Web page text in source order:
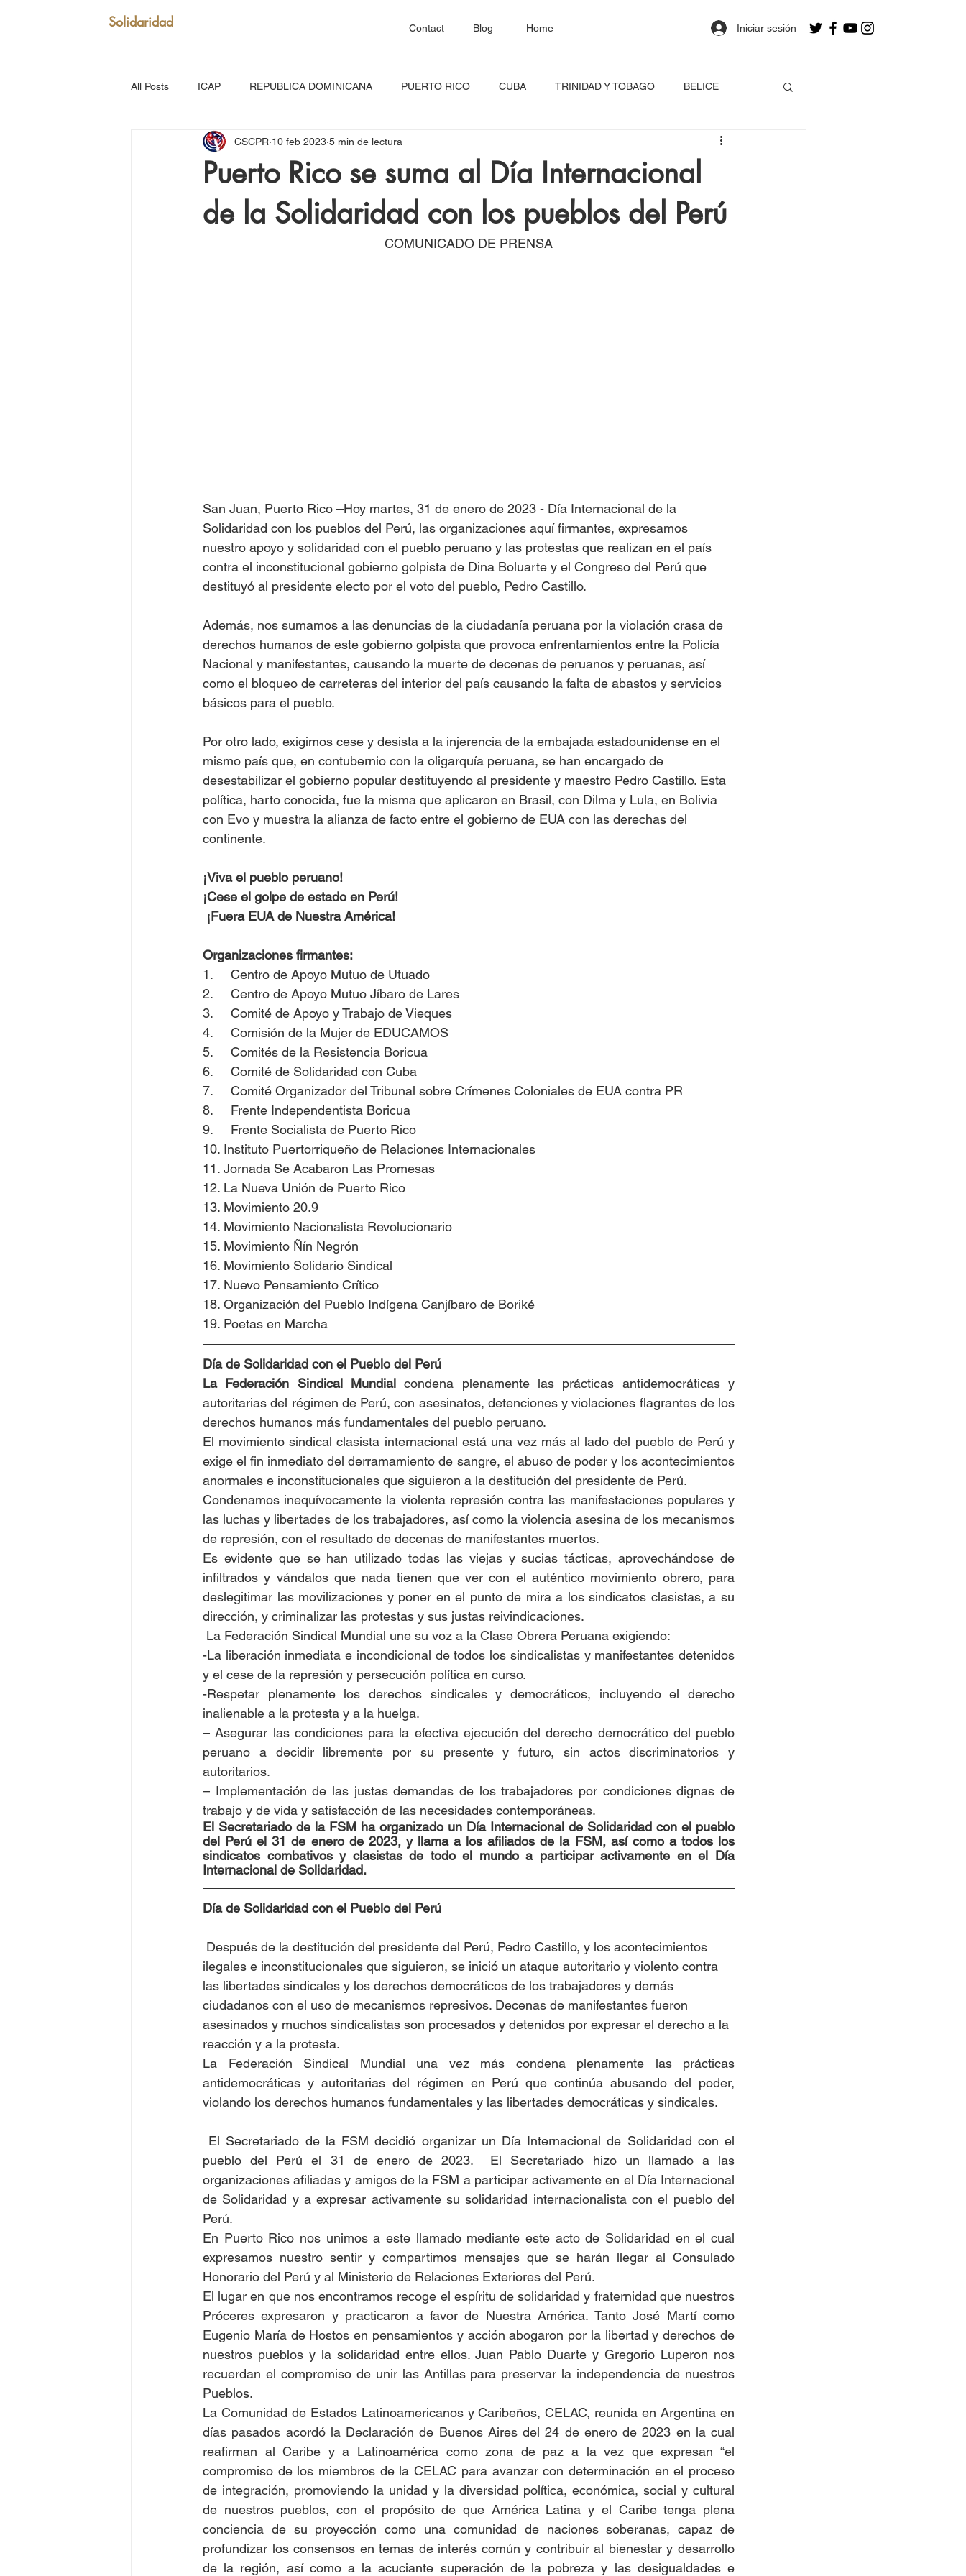
Solidaridad Home
Blog
Contact Iniciar sesión
All Posts ICAP REPUBLICA DOMINICANA PUERTO RICO CUBA TRINIDAD Y TOBAGO BELICE
SAN VICENTE Y GRANADINAS HAITÍ SANTA LUCÍA
VENEZUELA RED CONTINENTAL MEXICO Costa Rica Estados Unidos
Puerto Rico se suma al Día Internacional
de la Solidaridad con los pueblos del Perú
CSCPR 10 feb 2023 5 min de lectura
COMUNICADO DE PRENSA
San Juan, Puerto Rico –Hoy martes, 31 de enero de 2023 - Día Internacional de la
Solidaridad con los pueblos del Perú, las organizaciones aquí firmantes, expresamos
nuestro apoyo y solidaridad con el pueblo peruano y las protestas que realizan en el país
contra el inconstitucional gobierno golpista de Dina Boluarte y el Congreso del Perú que
destituyó al presidente electo por el voto del pueblo, Pedro Castillo.
Además, nos sumamos a las denuncias de la ciudadanía peruana por la violación crasa de
derechos humanos de este gobierno golpista que provoca enfrentamientos entre la Policía
Nacional y manifestantes, causando la muerte de decenas de peruanos y peruanas, así
como el bloqueo de carreteras del interior del país causando la falta de abastos y servicios
básicos para el pueblo.
Por otro lado, exigimos cese y desista a la injerencia de la embajada estadounidense en el
mismo país que, en contubernio con la oligarquía peruana, se han encargado de
desestabilizar el gobierno popular destituyendo al presidente y maestro Pedro Castillo. Esta
política, harto conocida, fue la misma que aplicaron en Brasil, con Dilma y Lula, en Bolivia
con Evo y muestra la alianza de facto entre el gobierno de EUA con las derechas del
continente.
¡Viva el pueblo peruano!
¡Cese el golpe de estado en Perú!
¡Fuera EUA de Nuestra América!
Organizaciones firmantes:
1.     Centro de Apoyo Mutuo de Utuado
2.     Centro de Apoyo Mutuo Jíbaro de Lares
3.     Comité de Apoyo y Trabajo de Vieques
4.     Comisión de la Mujer de EDUCAMOS
5.     Comités de la Resistencia Boricua
6.     Comité de Solidaridad con Cuba
7.     Comité Organizador del Tribunal sobre Crímenes Coloniales de EUA contra PR
8.     Frente Independentista Boricua
9.     Frente Socialista de Puerto Rico
10. Instituto Puertorriqueño de Relaciones Internacionales
11. Jornada Se Acabaron Las Promesas
12. La Nueva Unión de Puerto Rico
13. Movimiento 20.9
14. Movimiento Nacionalista Revolucionario
15. Movimiento Ñín Negrón
16. Movimiento Solidario Sindical
17. Nuevo Pensamiento Crítico
18. Organización del Pueblo Indígena Canjíbaro de Boriké
19. Poetas en Marcha
Día de Solidaridad con el Pueblo del Perú
La Federación Sindical Mundial condena plenamente las prácticas antidemocráticas y
autoritarias del régimen de Perú, con asesinatos, detenciones y violaciones flagrantes de los
derechos humanos más fundamentales del pueblo peruano.
El movimiento sindical clasista internacional está una vez más al lado del pueblo de Perú y
exige el fin inmediato del derramamiento de sangre, el abuso de poder y los acontecimientos
anormales e inconstitucionales que siguieron a la destitución del presidente de Perú.
Condenamos inequívocamente la violenta represión contra las manifestaciones populares y
las luchas y libertades de los trabajadores, así como la violencia asesina de los mecanismos
de represión, con el resultado de decenas de manifestantes muertos.
Es evidente que se han utilizado todas las viejas y sucias tácticas, aprovechándose de
infiltrados y vándalos que nada tienen que ver con el auténtico movimiento obrero, para
deslegitimar las movilizaciones y poner en el punto de mira a los sindicatos clasistas, a su
dirección, y criminalizar las protestas y sus justas reivindicaciones.
La Federación Sindical Mundial une su voz a la Clase Obrera Peruana exigiendo:
-La liberación inmediata e incondicional de todos los sindicalistas y manifestantes detenidos
y el cese de la represión y persecución política en curso.
-Respetar plenamente los derechos sindicales y democráticos, incluyendo el derecho
inalienable a la protesta y a la huelga.
– Asegurar las condiciones para la efectiva ejecución del derecho democrático del pueblo
peruano a decidir libremente por su presente y futuro, sin actos discriminatorios y
autoritarios.
– Implementación de las justas demandas de los trabajadores por condiciones dignas de
trabajo y de vida y satisfacción de las necesidades contemporáneas.
El Secretariado de la FSM ha organizado un Día Internacional de Solidaridad con el pueblo
del Perú el 31 de enero de 2023, y llama a los afiliados de la FSM, así como a todos los
sindicatos combativos y clasistas de todo el mundo a participar activamente en el Día
Internacional de Solidaridad.
Día de Solidaridad con el Pueblo del Perú
ilegales e inconstitucionales que siguieron, se inició un ataque autoritario y violento contra
las libertades sindicales y los derechos democráticos de los trabajadores y demás
ciudadanos con el uso de mecanismos represivos. Decenas de manifestantes fueron
asesinados y muchos sindicalistas son procesados y detenidos por expresar el derecho a la
reacción y a la protesta.
La Federación Sindical Mundial una vez más condena plenamente las prácticas
antidemocráticas y autoritarias del régimen en Perú que continúa abusando del poder,
violando los derechos humanos fundamentales y las libertades democráticas y sindicales.
pueblo del Perú el 31 de enero de 2023.  El Secretariado hizo un llamado a las
organizaciones afiliadas y amigos de la FSM a participar activamente en el Día Internacional
de Solidaridad y a expresar activamente su solidaridad internacionalista con el pueblo del
Perú.
En Puerto Rico nos unimos a este llamado mediante este acto de Solidaridad en el cual
expresamos nuestro sentir y compartimos mensajes que se harán llegar al Consulado
Honorario del Perú y al Ministerio de Relaciones Exteriores del Perú.
El lugar en que nos encontramos recoge el espíritu de solidaridad y fraternidad que nuestros
Próceres expresaron y practicaron a favor de Nuestra América. Tanto José Martí como
Eugenio María de Hostos en pensamientos y acción abogaron por la libertad y derechos de
nuestros pueblos y la solidaridad entre ellos. Juan Pablo Duarte y Gregorio Luperon nos
recuerdan el compromiso de unir las Antillas para preservar la independencia de nuestros
Pueblos.
La Comunidad de Estados Latinoamericanos y Caribeños, CELAC, reunida en Argentina en
días pasados acordó la Declaración de Buenos Aires del 24 de enero de 2023 en la cual
reafirman al Caribe y a Latinoamérica como zona de paz a la vez que expresan “el
compromiso de los miembros de la CELAC para avanzar con determinación en el proceso
de integración, promoviendo la unidad y la diversidad política, económica, social y cultural
de nuestros pueblos, con el propósito de que América Latina y el Caribe tenga plena
conciencia de su proyección como una comunidad de naciones soberanas, capaz de
profundizar los consensos en temas de interés común y contribuir al bienestar y desarrollo
de la región, así como a la acuciante superación de la pobreza y las desigualdades e